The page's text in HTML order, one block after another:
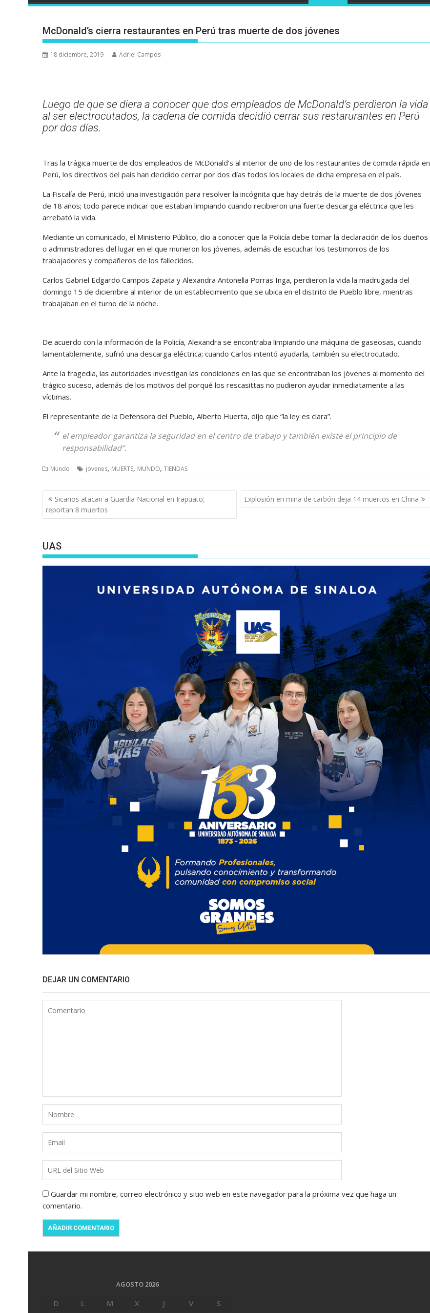
McDonald’s cierra restaurantes en Perú tras muerte de dos jóvenes
18 diciembre, 2019 Adriel Campos
Luego de que se diera a conocer que dos empleados de McDonald’s perdieron la vida
al ser electrocutados, la cadena de comida decidió cerrar sus restarurantes en Perú
por dos días.
Tras la trágica muerte de dos empleados de McDonald’s al interior de uno de los restaurantes de comida rápida en
Perú, los directivos del país han decidido cerrar por dos días todos los locales de dicha empresa en el país.
La Fiscalía de Perú, inició una investigación para resolver la incógnita que hay detrás de la muerte de dos jóvenes
de 18 años; todo parece indicar que estaban limpiando cuando recibieron una fuerte descarga eléctrica que les
arrebató la vida.
Mediante un comunicado, el Ministerio Público, dio a conocer que la Policía debe tomar la declaración de los dueños
o administradores del lugar en el que murieron los jóvenes, además de escuchar los testimonios de los
trabajadores y compañeros de los fallecidos.
Carlos Gabriel Edgardo Campos Zapata y Alexandra Antonella Porras Inga, perdieron la vida la madrugada del
domingo 15 de diciembre al interior de un establecimiento que se ubica en el distrito de Pueblo libre, mientras
trabajaban en el turno de la noche.
De acuerdo con la información de la Policía, Alexandra se encontraba limpiando una máquina de gaseosas, cuando
lamentablemente, sufrió una descarga eléctrica; cuando Carlos intentó ayudarla, también su electrocutado.
Ante la tragedia, las autoridades investigan las condiciones en las que se encontraban los jòvenes al momento del
trágico suceso, además de los motivos del porqué los rescasittas no pudieron ayudar inmediatamente a las
víctimas.
El representante de la Defensora del Pueblo, Alberto Huerta, dijo que “la ley es clara”.
el empleador garantiza la seguridad en el centro de trabajo y también existe el principio de
responsabilidad”.
Mundo jovenes, MUERTE, MUNDO, TIENDAS
Navegación
de
entradas
Sicarios atacan a Guardia Nacional en Irapuato;
reportan 8 muertos
Explosión en mina de carbón deja 14 muertos en China
UAS
DEJAR UN COMENTARIO
Guardar mi nombre, correo electrónico y sitio web en este navegador para la próxima vez que haga un
comentario.
AGOSTO 2026
D L M X J V
S